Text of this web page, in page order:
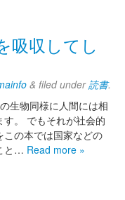
吸収してし
& filed under読書.
生物同様に人間には相
。 でもそれが社会的
の本では国家などの
と… Read more »